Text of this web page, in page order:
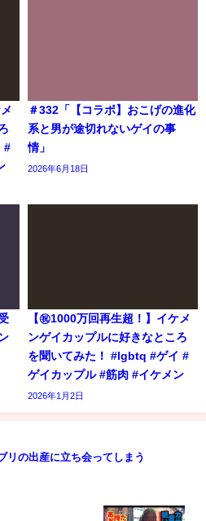
#
＃332「【コラボ】おこげの進化
系と男が途切れないゲイの事
情」
2026年6月18日
【㊗️1000万回再生超！】イケメ
ンゲイカップルに好きなところ
を聞いてみた！ #lgbtq #ゲイ #
ゲイカップル #筋肉 #イケメン
2026年1月2日
リの出産に立ち会ってしまう